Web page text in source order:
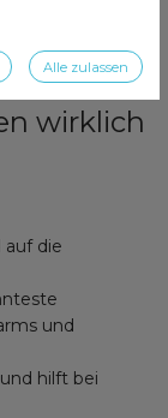
Unsplash
wirklich
die
und
hilft bei
Alle zulassen